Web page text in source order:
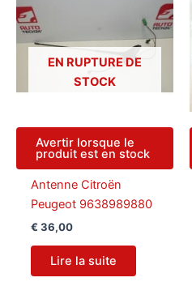
EN RUPTURE DE
STOCK
Avertir lorsque le
produit est en stock
Antenne Citroën
Peugeot 9638989880
€ 36,00
Lire la suite